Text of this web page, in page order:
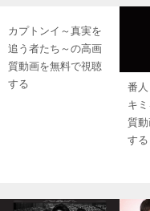
カプトンイ～真実を
追う者たち～の高画
質動画を無料で視聴
する
番人
キ
質
する